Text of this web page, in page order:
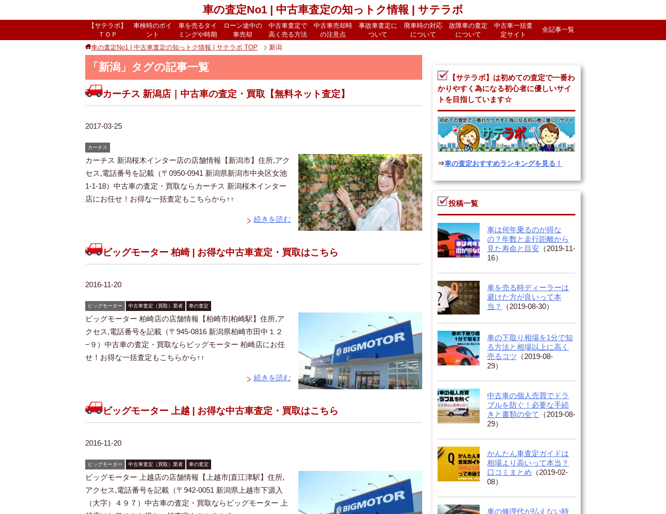
車の査定No1 | 中古車査定の知っトク情報 | サテラボ
【サテラボ】
ＴＯＰ
車検時のポイ
ント
車を売るタイ
ミングや時期
ローン途中の
車売却
中古車査定で
高く売る方法
中古車売却時
の注意点
事故車査定に
ついて
廃車時の対応
について
故障車の査定
について
中古車一括査
定サイト
全記事一覧
車の査定No1 | 中古車査定の知っトク情報 | サテラボ TOP 新潟
「新潟」タグの記事一覧
カーチス 新潟店｜中古車の査定・買取【無料ネット査定】
2017-03-25
カーチス
カーチス 新潟桜木インター店の店舗情報【新潟市】住所,アク
セス,電話番号を記載（〒0950-0941 新潟県新潟市中央区女池
1-1-18）中古車の査定・買取ならカーチス 新潟桜木インター
店にお任せ！お得な一括査定もこちらから↑↑
続きを読む
ビッグモーター 柏崎 | お得な中古車査定・買取はこちら
2016-11-20
ビッグモーター 中古車査定（買取）業者 車の査定
ビッグモーター 柏崎店の店舗情報【柏崎市|柏崎駅】住所,ア
クセス,電話番号を記載（〒945-0816 新潟県柏崎市田中１２
−９）中古車の査定・買取ならビッグモーター 柏崎店にお任
せ！お得な一括査定もこちらから↑↑
続きを読む
ビッグモーター 上越 | お得な中古車査定・買取はこちら
2016-11-20
ビッグモーター 中古車査定（買取）業者 車の査定
ビッグモーター 上越店の店舗情報【上越市|直江津駅】住所,
アクセス,電話番号を記載（〒942-0051 新潟県上越市下源入
（大字）４９７）中古車の査定・買取ならビッグモーター 上
【サテラボ】は初めての査定で一番わ
かりやすく為になる初心者に優しいサイ
トを目指しています☆
⇒車の査定おすすめランキングを見る！
投稿一覧
車は何年乗るのが得な
の？年数と走行距離から
見た寿命と目安 （2019-11-
16）
車を売る時ディーラーは
避けた方が良いって本
当？
（2019-08-30）
車の下取り相場を1分で知
る方法と相場以上に高く
売るコツ （2019-08-
29）
中古車の個人売買でドラ
ブルを防ぐ！必要な手続
きと書類の全て
（2019-08-
29）
かんたん車査定ガイドは
相場より高いって本当？
口コミまとめ （2019-02-
08）
車の修理代が払えない時